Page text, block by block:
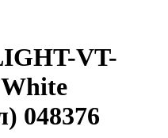
VT-
048376